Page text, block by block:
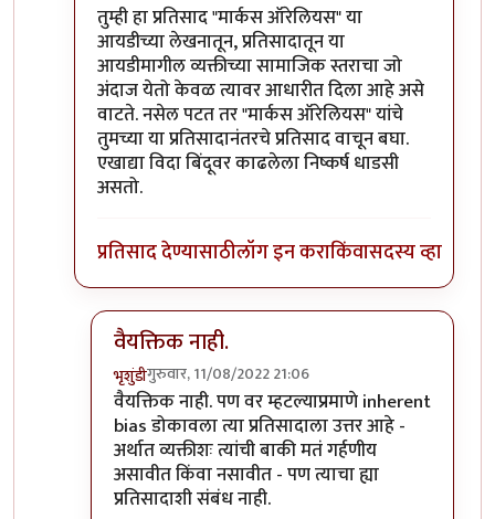
In reply toPrivileged sir,byभृशुंडी
तुम्ही हा प्रतिसाद "मार्कस ऑरेलियस" या
आयडीच्या लेखनातून, प्रतिसादातून या
आयडीमागील व्यक्तीच्या सामाजिक स्तराचा जो
अंदाज येतो केवळ त्यावर आधारीत दिला आहे असे
वाटते. नसेल पटत तर "मार्कस ऑरेलियस" यांचे
तुमच्या या प्रतिसादानंतरचे प्रतिसाद वाचून बघा.
एखाद्या विदा बिंदूवर काढलेला निष्कर्ष धाडसी
असतो.
प्रतिसाद देण्यासाठीलॉग इन कराकिंवासदस्य व्हा
वैयक्तिक नाही.
भृशुंडीगुरुवार, 11/08/2022 21:06
In reply toधाडसी सरसकटीकरणbyसतिश गावडे
वैयक्तिक नाही. पण वर म्हटल्याप्रमाणे inherent
bias डोकावला त्या प्रतिसादाला उत्तर आहे -
अर्थात व्यक्तीशः त्यांची बाकी मतं गर्हणीय
असावीत किंवा नसावीत - पण त्याचा ह्या
प्रतिसादाशी संबंध नाही.